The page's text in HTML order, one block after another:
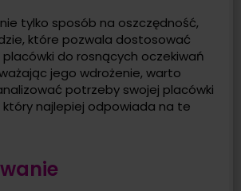
tylko sposób na oszczędność,
które pozwala dostosować
do rosnących oczekiwań
jego wdrożenie, warto
potrzeby swojej placówki
który najlepiej odpowiada na te